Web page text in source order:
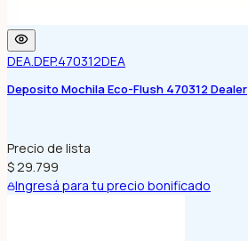
DEA.DEP.470312DEA
Deposito Mochila Eco-Flush 470312 Dealer
Precio de lista
$ 29.799
Ingresá para tu precio bonificado